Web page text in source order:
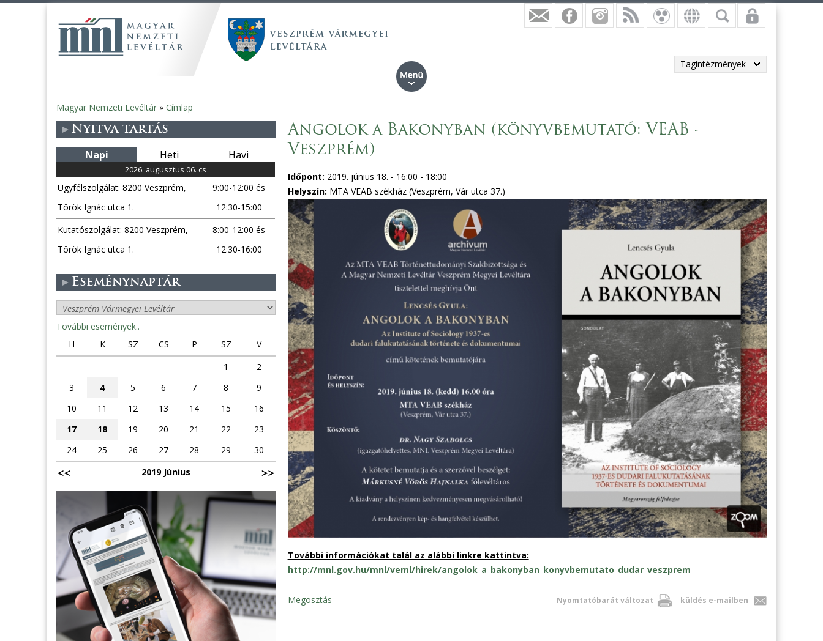
Tagintézmények
Jelenlegi
hely
Magyar Nemzeti Levéltár » Címlap
Angolok a Bakonyban (könyvbemutató: VEAB -
Veszprém)
Időpont: 2019. június 18. - 16:00 - 18:00
Helyszín: MTA VEAB székház (Veszprém, Vár utca 37.)
További információkat talál az alábbi linkre kattintva:
http://mnl.gov.hu/mnl/veml/hirek/angolok_a_bakonyban_konyvbemutato_dudar_veszprem
Nyomtatóbarát változat küldés e-mailben
Megosztás
Nyitva tartás
Napi Heti Havi
2026. augusztus 06. cs
Ügyfélszolgálat: 8200 Veszprém,
Török Ignác utca 1.
9:00-12:00 és
12:30-15:00
Kutatószolgálat: 8200 Veszprém,
Török Ignác utca 1.
8:00-12:00 és
12:30-16:00
Eseménynaptár
További események..
H
K SZ CS P SZ
V
1
2
3
4 5 6 7 8
9
10
11 12 13 14 15
16
17
18 19 20 21 22
23
24
25 26 27 28 29
30
2019 Június